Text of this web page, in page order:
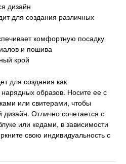
дизайн
для создания различных
комфортную посадку
и пошива
крой
для создания как
образов. Носите ее с
или свитерами, чтобы
дизайн. Отлично сочетается с
или кедами, в зависимости
свою индивидуальность с